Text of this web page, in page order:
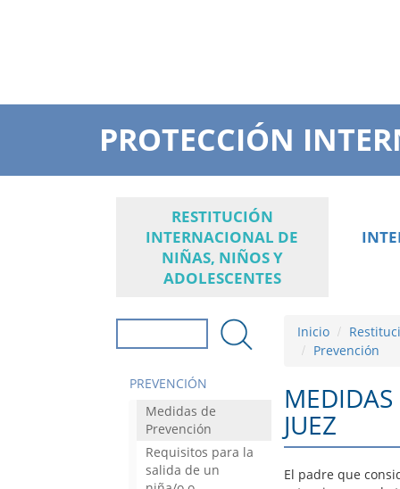
PROTECCIÓN
RESTITUCIÓN
INTERNACIONAL DE
NIÑAS, NIÑOS Y
ADOLESCENTES
Formulario de
PREVENCIÓN
Medidas de
Prevención
Requisitos para la
salida de un
Inicio
Prevención
MEDIDAS
JUEZ
El padre que